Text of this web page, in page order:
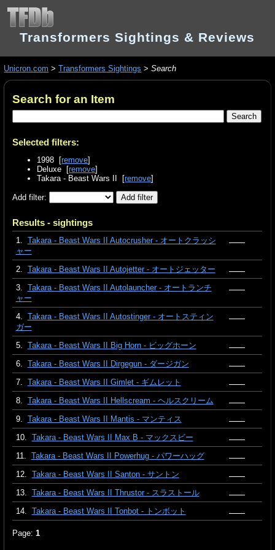
Transformers Sightings & Reviews
Unicron.com >Transformers Sightings >Search
Search for an Item
Selected filters:
1998 [remove]
Deluxe [remove]
Takara - Beast Wars II [remove]
Add filter:
Results - sightings
1. Takara - Beast Wars II Autocrusher - オートクラッシ
ャー
2. Takara - Beast Wars II Autojetter - オートジェッター
3. Takara - Beast Wars II Autolauncher - オートランチ
ャー
4. Takara - Beast Wars II Autostinger - オートスティン
ガー
5. Takara - Beast Wars II Big Horn - ビッグホーン
6. Takara - Beast Wars II Dirgegun - ダージガン
7. Takara - Beast Wars II Gimlet - ギムレット
8. Takara - Beast Wars II Hellscream - ヘルスクリーム
9. Takara - Beast Wars II Mantis - マンティス
10. Takara - Beast Wars II Max B - マックスビー
11. Takara - Beast Wars II Powerhug - パワーハッグ
12. Takara - Beast Wars II Santon - サントン
13. Takara - Beast Wars II Thrustor - スラストール
14. Takara - Beast Wars II Tonbot - トンボット
Page:1